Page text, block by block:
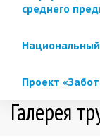
среднего
Проект
Галерея